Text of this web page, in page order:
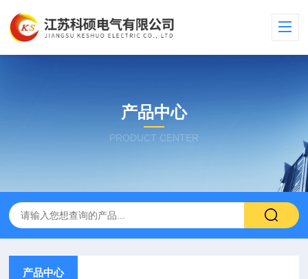
产品中心
PRODUCT CENTER
产品中心